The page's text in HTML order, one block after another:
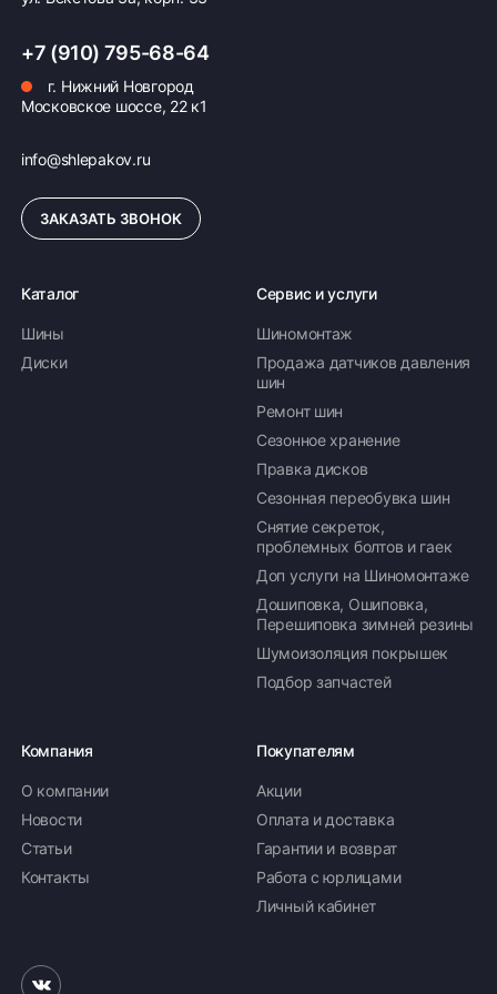
255/35 R18 94W
8 600 ₽
34 400 ₽ комплект
Доступно 1 шт
245/50 R18 104W
13 080 ₽
52 320 ₽ комплект
Доступно 2 шт
215/45 R18 93Y
7 771 ₽
31 084 ₽ комплект
Доступно 8 шт
38 440 ₽ комплект
37 084 ₽ комплект
8 800 ₽
Доступно 1 шт
225/40 R19 93Y
36 280 ₽ комплект
+7 (910) 795-68-64
г. Нижний Новгород
Московское шоссе, 22 к1
info@shlepakov.ru
ЗАКАЗАТЬ ЗВОНОК
Каталог
Шины
Диски
Сервис и услуги
Шиномонтаж
Продажа датчиков давления
шин
Ремонт шин
Сезонное хранение
Правка дисков
Сезонная переобувка шин
Снятие секреток,
проблемных болтов и гаек
Доп услуги на Шиномонтаже
Дошиповка, Ошиповка,
Перешиповка зимней резины
Шумоизоляция покрышек
Подбор запчастей
Компания
О компании
Новости
Статьи
Контакты
Покупателям
Акции
Оплата и доставка
Гарантии и возврат
Работа с юрлицами
Личный кабинет